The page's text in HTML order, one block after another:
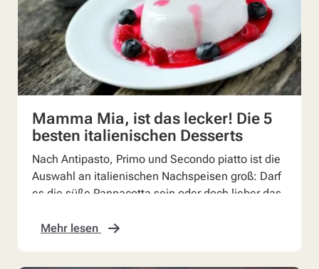
Mamma Mia, ist das lecker! Die 5
besten italienischen Desserts
Nach Antipasto, Primo und Secondo piatto ist die
Auswahl an italienischen Nachspeisen groß: Darf
es die süße Pannacotta sein oder doch lieber das
Mehr lesen